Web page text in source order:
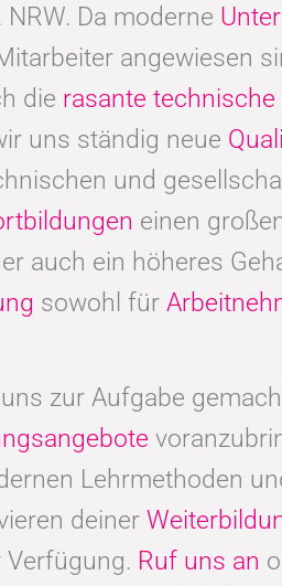
Da moderne
angewiesen
die rasante
uns ständig neue
und
einen
auch ein höheres
sowohl für
zur Aufgabe
Lehrmethoden
deiner
Verfügung. Ruf uns an